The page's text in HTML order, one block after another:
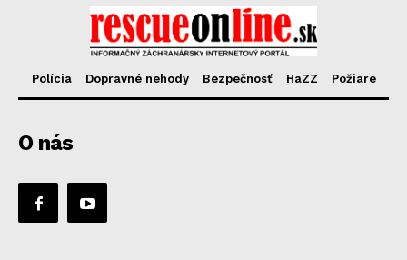
Polícia Dopravné nehody Bezpečnosť HaZZ Požiare
O nás